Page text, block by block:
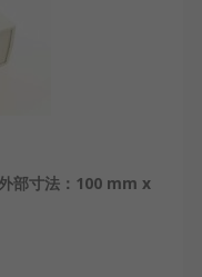
部寸法：100 mm x